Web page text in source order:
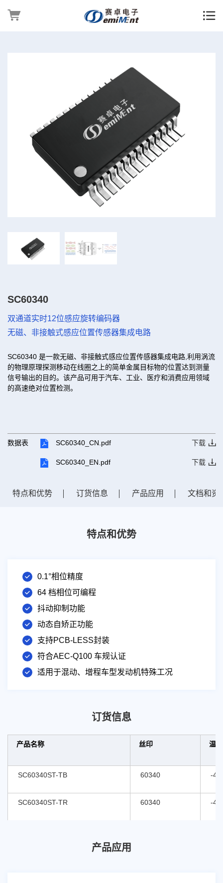
SC60340
双通道实时12位感应旋转编码器
无磁、非接触式感应位置传感器集成电路
SC60340 是一款无磁、非接触式感应位置传感器集成电路,利用涡流
的物理原理探测移动在线圈之上的简单金属目标物的位置达到测量
信号输出的目的。该产品可用于汽车、工业、医疗和消费应用领域
的高速绝对位置检测。
数据表 SC60340_CN.pdf 下载
SC60340_EN.pdf 下载
特点和优势 订货信息 产品应用 文档和资
特点和优势
0.1°相位精度
64 档相位可编程
抖动抑制功能
动态自矫正功能
支持PCB-LESS封装
符合AEC-Q100 车规认证
适用于混动、增程车型发动机特殊工况
订货信息
产品名称 丝印 温
SC60340ST-TB 60340 -
SC60340ST-TR 60340 -
产品应用